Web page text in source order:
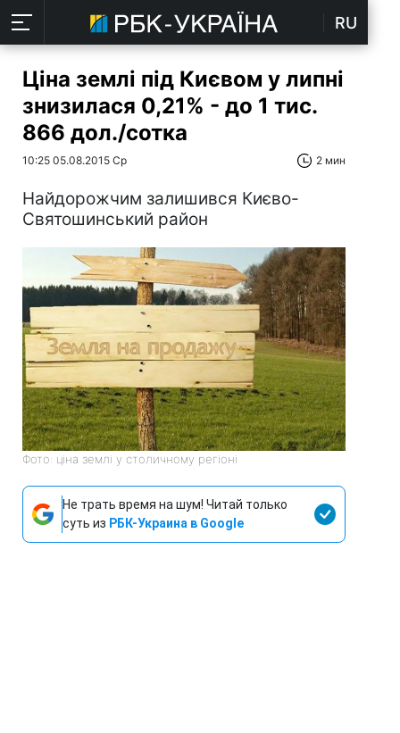
RU
Ціна землі під Києвом у липні
знизилася 0,21% - до 1 тис.
866 дол./cотка
10:25 05.08.2015 Ср 2 мин
Найдорожчим залишився Києво-
Святошинський район
Фото: ціна землі у столичному регіоні
Не трать время на шум! Читай только
суть из РБК-Украина в Google